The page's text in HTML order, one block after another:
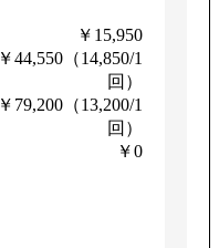
￥15,950
￥44,550（14,850/1
回）
￥79,200（13,200/1
回）
￥0